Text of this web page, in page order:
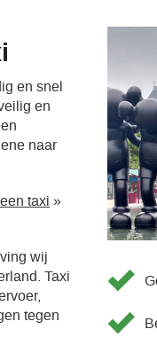
en snel
en
naar
taxi »
wij
Taxi
tegen